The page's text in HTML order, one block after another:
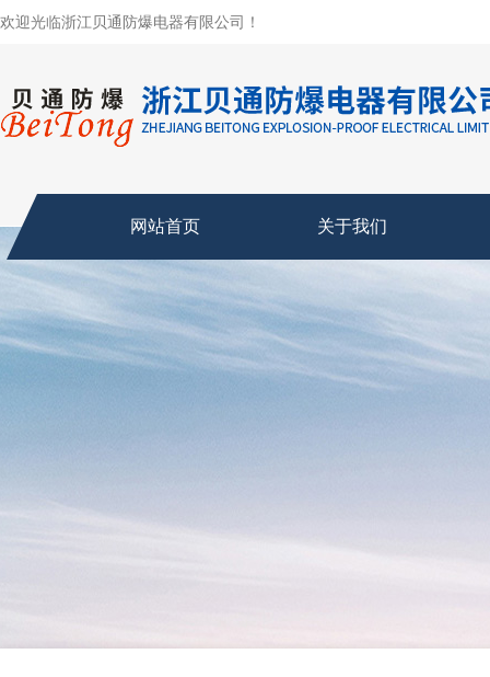
欢迎光临浙江贝通防爆电器有限公司！
网站首页 关于我们